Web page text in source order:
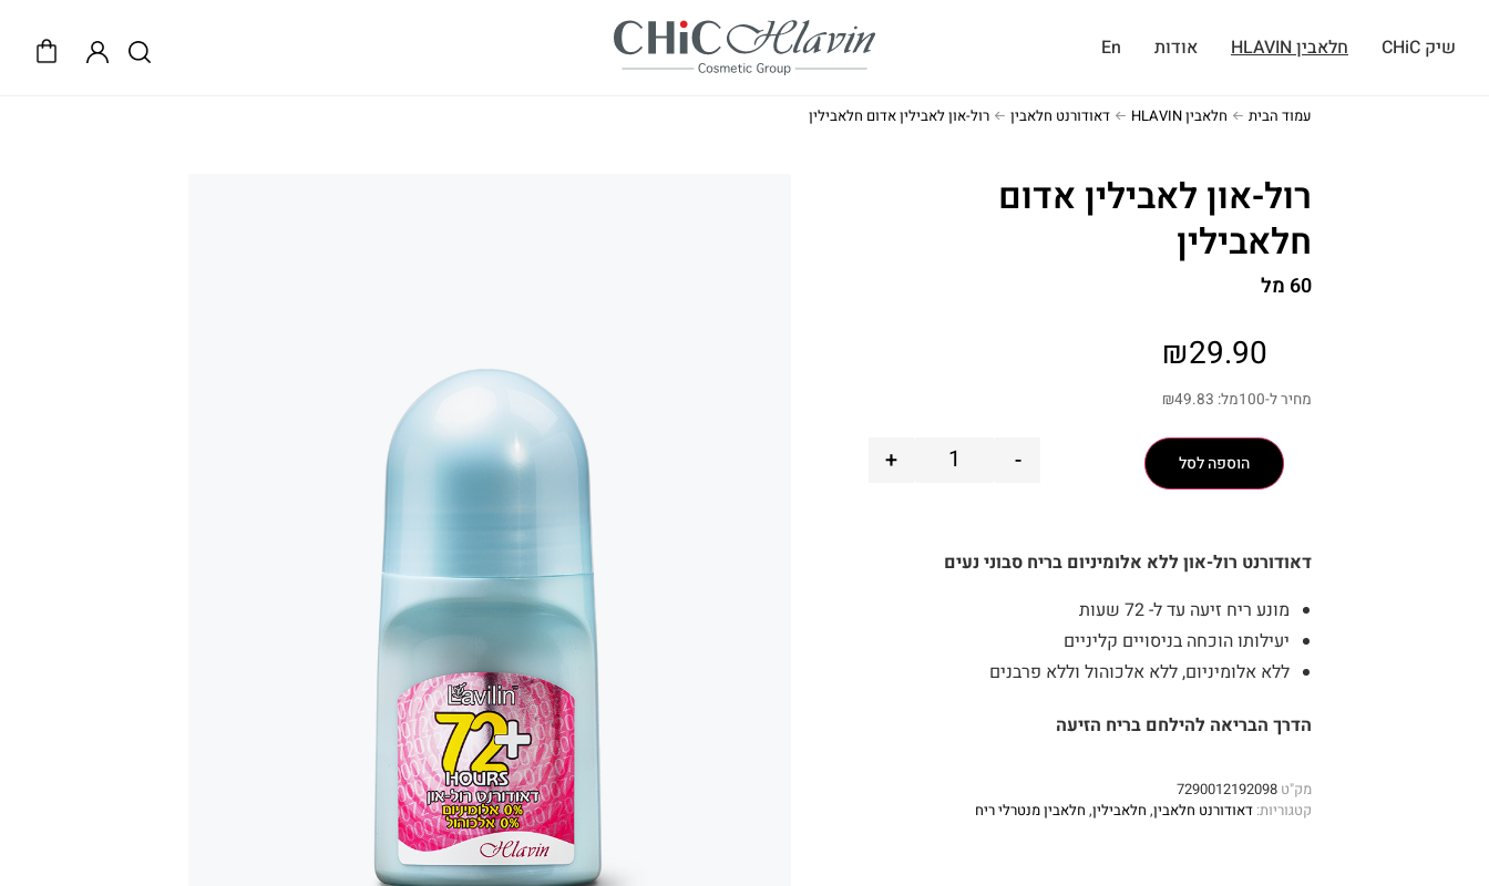
שיק CHiC חלאבין HLAVIN אודות En
עמוד הבית חלאבין HLAVIN דאודורנט חלאבין רול-און לאבילין אדום חלאבילין
רול-און לאבילין אדום
חלאבילין
60 מל
₪29.90
מחיר ל-100מל: ₪49.83
-
+ הוספה לסל
דאודורנט רול-און ללא אלומיניום בריח סבוני נעים
מונע ריח זיעה עד ל- 72 שעות
יעילותו הוכחה בניסויים קליניים
ללא אלומיניום, ללא אלכוהול וללא פרבנים
הדרך הבריאה להילחם בריח הזיעה
מק"ט 7290012192098
קטגוריות: דאודורנט חלאבין, חלאבילין, חלאבין מנטרלי ריח